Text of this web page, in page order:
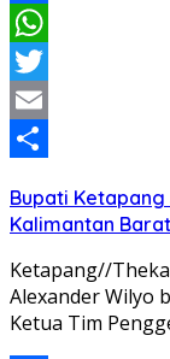
Facebook
WhatsApp
Twitter
Email
Bupati
Kalimantan Barat
Ketapang//
Alexander Wilyo
Ketua Tim